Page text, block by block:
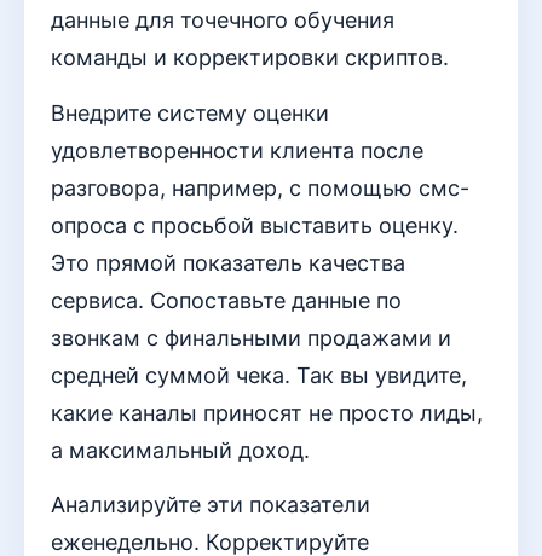
данные для точечного обучения
команды и корректировки скриптов.
Внедрите систему оценки
удовлетворенности клиента после
разговора, например, с помощью смс-
опроса с просьбой выставить оценку.
Это прямой показатель качества
сервиса. Сопоставьте данные по
звонкам с финальными продажами и
средней суммой чека. Так вы увидите,
какие каналы приносят не просто лиды,
а максимальный доход.
Анализируйте эти показатели
еженедельно. Корректируйте